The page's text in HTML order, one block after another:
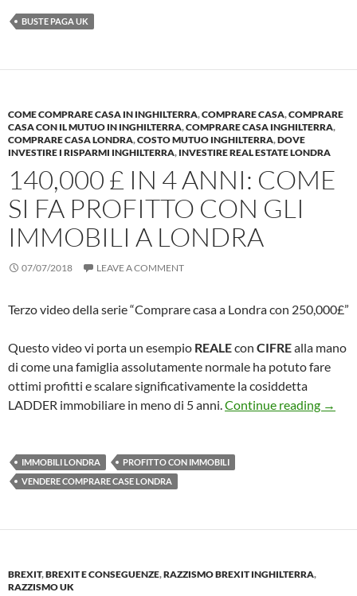
BUSTE PAGA UK
COME COMPRARE CASA IN INGHILTERRA,COMPRARE CASA,COMPRARE
CASA CON IL MUTUO IN INGHILTERRA,COMPRARE CASA INGHILTERRA,
COMPRARE CASA LONDRA,COSTO MUTUO INGHILTERRA,DOVE
INVESTIRE I RISPARMI INGHILTERRA, INVESTIRE REAL ESTATE LONDRA
140,000 £ IN 4 ANNI: COME
SI FA PROFITTO CON GLI
IMMOBILI A LONDRA
07/07/2018 LEAVE A COMMENT
Terzo video della serie “Comprare casa a Londra con 250,000£”
Questo video vi porta un esempio REALEcon CIFREalla mano
di come una famiglia assolutamente normale ha potuto fare
ottimi profitti e scalare significativamente la cosiddetta
LADDER immobiliare in meno di 5 anni.Continue reading →
IMMOBILI LONDRA
PROFITTO CON IMMOBILI
VENDERE COMPRARE CASE LONDRA
BREXIT,BREXIT E CONSEGUENZE,RAZZISMO BREXIT INGHILTERRA,
RAZZISMO UK